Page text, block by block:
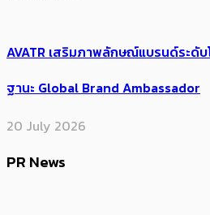
AVATR เสริมภาพลักษณ์แบรนด์ระดับ
ฐานะ Global Brand Ambassador
20 July 2026
PR News